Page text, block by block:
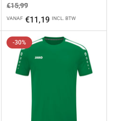
Normale
prijs
€15,99Aanbiedingsprijs
VANAF €11,19 INCL. BTW
-30%